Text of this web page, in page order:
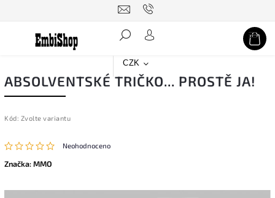
CZK
Hledat
ABSOLVENTSKÉ TRIČKO... PROSTĚ JA!
Kód: Zvolte variantu
Neohodnoceno
Značka:MMO